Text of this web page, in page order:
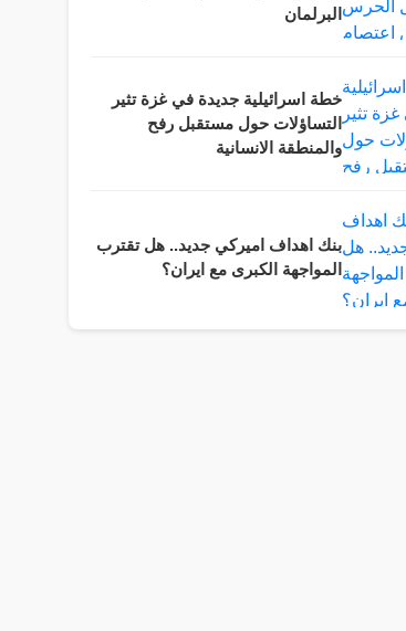
البرلمان
خطة اسرائيلية جديدة في غزة تثير
التساؤلات حول مستقبل رفح
والمنطقة الانسانية
بنك اهداف اميركي جديد.. هل تقترب
المواجهة الكبرى مع ايران؟